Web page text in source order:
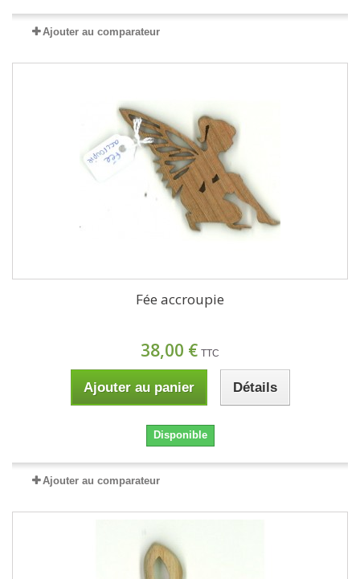
Ajouter au comparateur
Fée accroupie
38,00 € TTC
Ajouter au panier Détails
Disponible
Ajouter au comparateur